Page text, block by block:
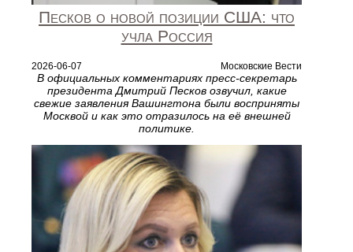
Песков о новой позиции США: что
учла Россия
2026-06-07 Московские Вести
В официальных комментариях пресс‑секретарь
президента Дмитрий Песков озвучил, какие
свежие заявления Вашингтона были восприняты
Москвой и как это отразилось на её внешней
политике.